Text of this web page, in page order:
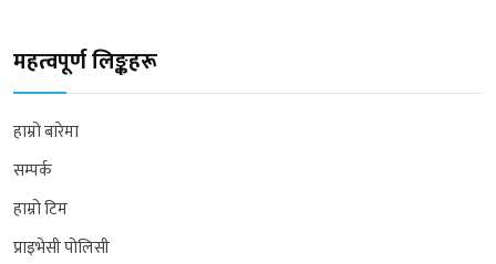
महत्वपूर्ण लिङ्कहरू
हाम्रो बारेमा
सम्पर्क
हाम्रो टिम
प्राइभेसी पोलिसी